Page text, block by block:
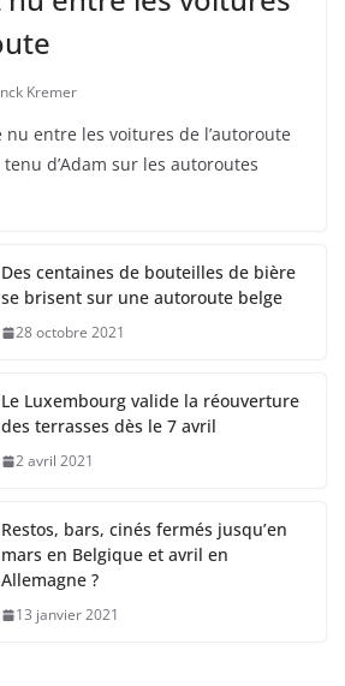
Kremer
entre les voitures de l’autoroute
d’Adam sur les autoroutes
Des centaines de bouteilles de bière
se brisent sur une autoroute belge
28 octobre 2021
Le Luxembourg valide la réouverture
des terrasses dès le 7 avril
2 avril 2021
Restos, bars, cinés fermés jusqu’en
mars en Belgique et avril en
Allemagne ?
13 janvier 2021